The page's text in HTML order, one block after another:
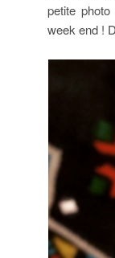
petite
week end !